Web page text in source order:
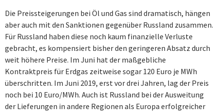
Die Preissteigerungen bei Öl und Gas sind dramatisch, hängen
aber auch mit den Sanktionen gegenüber Russland zusammen.
Für Russland haben diese noch kaum finanzielle Verluste
gebracht, es kompensiert bisher den geringeren Absatz durch
weit höhere Preise. Im Juni hat der maßgebliche
Kontraktpreis für Erdgas zeitweise sogar 120 Euro je MWh
überschritten. Im Juni 2019, erst vor drei Jahren, lag der Preis
noch bei 10 Euro/MWh. Auch ist Russland bei der Ausweitung
der Lieferungen in andere Regionen als Europa erfolgreicher